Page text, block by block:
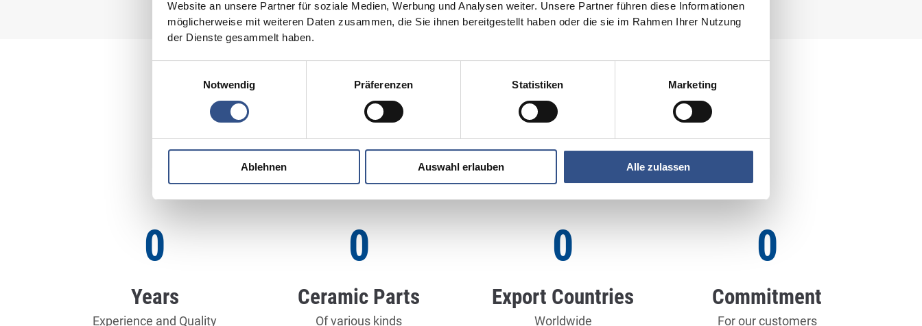
Website an unsere Partner für soziale Medien, Werbung und Analysen weiter. Unsere Partner führen diese Informationen
möglicherweise mit weiteren Daten zusammen, die Sie ihnen bereitgestellt haben oder die sie im Rahmen Ihrer Nutzung
der Dienste gesammelt haben.
Notwendig
Präferenzen Statistiken Marketing
Ablehnen Auswahl erlauben Alle zulassen
Let the numbers speak for themselves
0
Years
Experience and Quality
0
Ceramic Parts
Of various kinds
0
Export Countries
Worldwide
0
Commitment
For our customers